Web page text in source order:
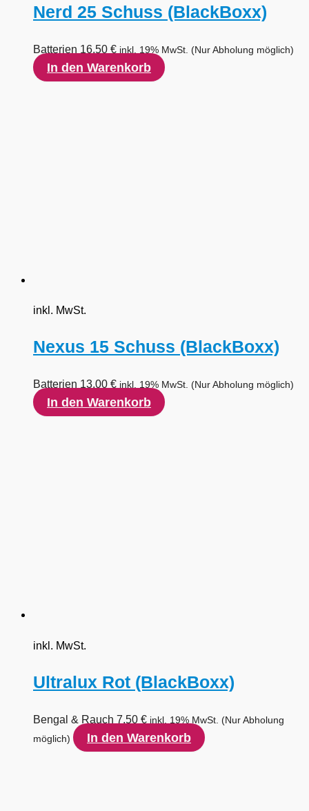
Nerd 25 Schuss (BlackBoxx)
Batterien 16,50 € inkl. 19% MwSt. (Nur Abholung möglich)
In den Warenkorb
inkl. MwSt.
Nexus 15 Schuss (BlackBoxx)
Batterien 13,00 € inkl. 19% MwSt. (Nur Abholung möglich)
In den Warenkorb
inkl. MwSt.
Ultralux Rot (BlackBoxx)
Bengal & Rauch 7,50 € inkl. 19% MwSt. (Nur Abholung
möglich)
In den Warenkorb